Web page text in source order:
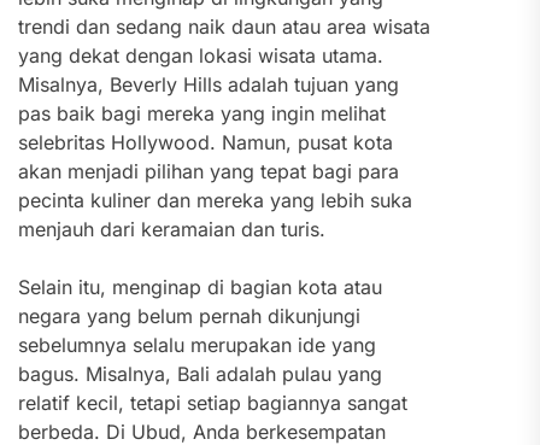
trendi dan sedang naik daun atau area wisata
yang dekat dengan lokasi wisata utama.
Misalnya, Beverly Hills adalah tujuan yang
pas baik bagi mereka yang ingin melihat
selebritas Hollywood. Namun, pusat kota
akan menjadi pilihan yang tepat bagi para
pecinta kuliner dan mereka yang lebih suka
menjauh dari keramaian dan turis.
Selain itu, menginap di bagian kota atau
negara yang belum pernah dikunjungi
sebelumnya selalu merupakan ide yang
bagus. Misalnya, Bali adalah pulau yang
relatif kecil, tetapi setiap bagiannya sangat
berbeda. Di Ubud, Anda berkesempatan